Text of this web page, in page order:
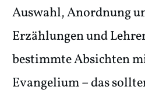
Auswahl, Anordnung
Erzählungen und
bestimmte Absichten
Evangelium – das